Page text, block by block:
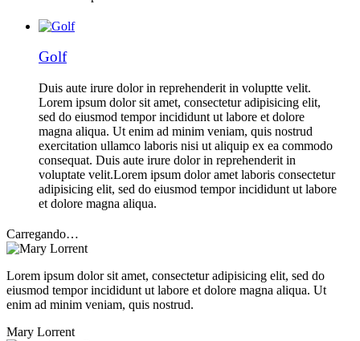
Golf
Duis aute irure dolor in reprehenderit in voluptte velit.
Lorem ipsum dolor sit amet, consectetur adipisicing elit,
sed do eiusmod tempor incididunt ut labore et dolore
magna aliqua. Ut enim ad minim veniam, quis nostrud
exercitation ullamco laboris nisi ut aliquip ex ea commodo
consequat. Duis aute irure dolor in reprehenderit in
voluptate velit.Lorem ipsum dolor amet laboris consectetur
adipisicing elit, sed do eiusmod tempor incididunt ut labore
et dolore magna aliqua.
Carregando…
Lorem ipsum dolor sit amet, consectetur adipisicing elit, sed do
eiusmod tempor incididunt ut labore et dolore magna aliqua. Ut
enim ad minim veniam, quis nostrud.
Mary Lorrent